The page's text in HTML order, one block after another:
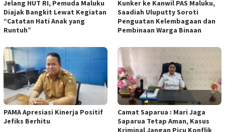
Jelang HUT RI, Pemuda Maluku
Diajak Bangkit Lewat Kegiatan
“Catatan Hati Anak yang
Runtuh”
Kunker ke Kanwil PAS Maluku,
Saadiah Uluputty Soroti
Penguatan Kelembagaan dan
Pembinaan Warga Binaan
PAMA Apresiasi Kinerja Positif
Jefiks Berhitu
Camat Saparua : Mari Jaga
Saparua Tetap Aman, Kasus
Kriminal Jangan Picu Konflik